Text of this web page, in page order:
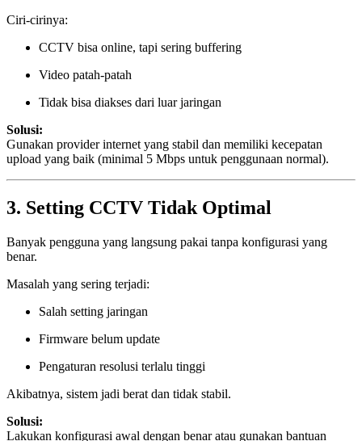
Ciri-cirinya:
CCTV bisa online, tapi sering buffering
Video patah-patah
Tidak bisa diakses dari luar jaringan
Solusi:
Gunakan provider internet yang stabil dan memiliki kecepatan
upload yang baik (minimal 5 Mbps untuk penggunaan normal).
3. Setting CCTV Tidak Optimal
Banyak pengguna yang langsung pakai tanpa konfigurasi yang
benar.
Masalah yang sering terjadi:
Salah setting jaringan
Firmware belum update
Pengaturan resolusi terlalu tinggi
Akibatnya, sistem jadi berat dan tidak stabil.
Solusi:
Lakukan konfigurasi awal dengan benar atau gunakan bantuan